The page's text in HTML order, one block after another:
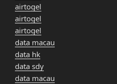
airtogel
airtogel
airtogel
data macau
data hk
data sdy
data macau